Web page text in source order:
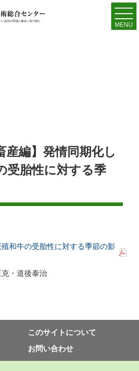
MENU
産編】発情同期化し
受胎性に対する季
和牛の受胎性に対する季節の影
・道後泰治
このサイトについて
お問い合わせ